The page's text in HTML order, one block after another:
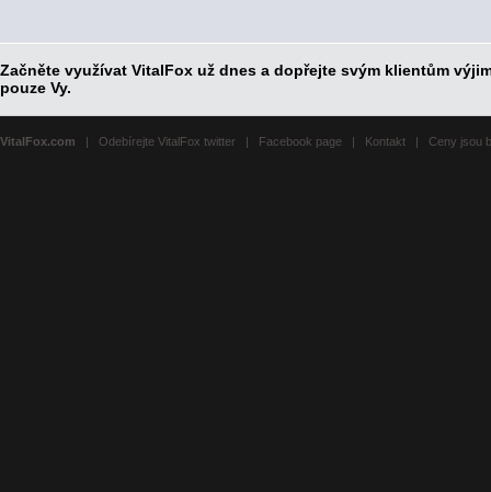
Začněte využívat VitalFox už dnes a dopřejte svým klientům
pouze Vy.
VitalFox.com | Odebírejte VitalFox twitter | Facebook page | Kontakt | Ceny jsou